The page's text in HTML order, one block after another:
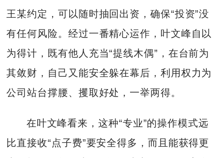
王某约定，可以随时抽回出资，确保“投资”没
有任何风险。经过一番精心运作，叶文峰自以
为得计，既有他人充当“提线木偶”，在台前为
其敛财，自己又能安全躲在幕后，利用权力为
公司站台撑腰、攫取好处，一举两得。
在叶文峰看来，这种“专业”的操作模式远
比直接收“点子费”要安全得多，而且能获得更